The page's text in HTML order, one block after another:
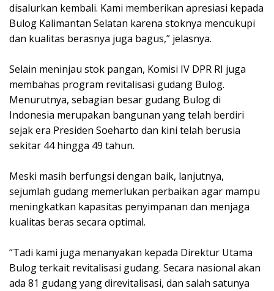
disalurkan kembali. Kami memberikan apresiasi kepada
Bulog Kalimantan Selatan karena stoknya mencukupi
dan kualitas berasnya juga bagus,” jelasnya.
Selain meninjau stok pangan, Komisi IV DPR RI juga
membahas program revitalisasi gudang Bulog.
Menurutnya, sebagian besar gudang Bulog di
Indonesia merupakan bangunan yang telah berdiri
sejak era Presiden Soeharto dan kini telah berusia
sekitar 44 hingga 49 tahun.
Meski masih berfungsi dengan baik, lanjutnya,
sejumlah gudang memerlukan perbaikan agar mampu
meningkatkan kapasitas penyimpanan dan menjaga
kualitas beras secara optimal.
“Tadi kami juga menanyakan kepada Direktur Utama
Bulog terkait revitalisasi gudang. Secara nasional akan
ada 81 gudang yang direvitalisasi, dan salah satunya